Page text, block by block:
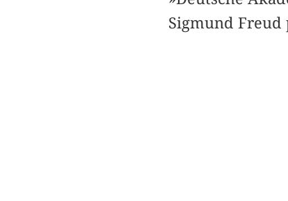
Sigmund